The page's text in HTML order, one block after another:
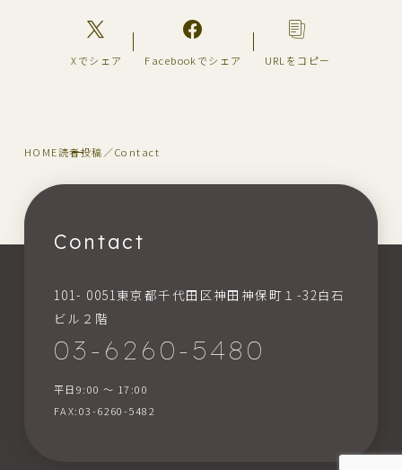
Xでシェア Facebookでシェア URLをコピー
HOME読者投稿／Contact
Contact
101- 0051東京都千代田区神田神保町１-32白石
ビル２階
03-6260-5480
平日9:00 〜 17:00
FAX:03-6260-5482